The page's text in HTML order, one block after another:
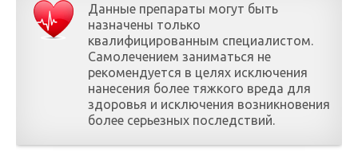
Данные препараты могут быть
назначены только
квалифицированным специалистом.
Самолечением заниматься не
рекомендуется в целях исключения
нанесения более тяжкого вреда для
здоровья и исключения возникновения
более серьезных последствий.